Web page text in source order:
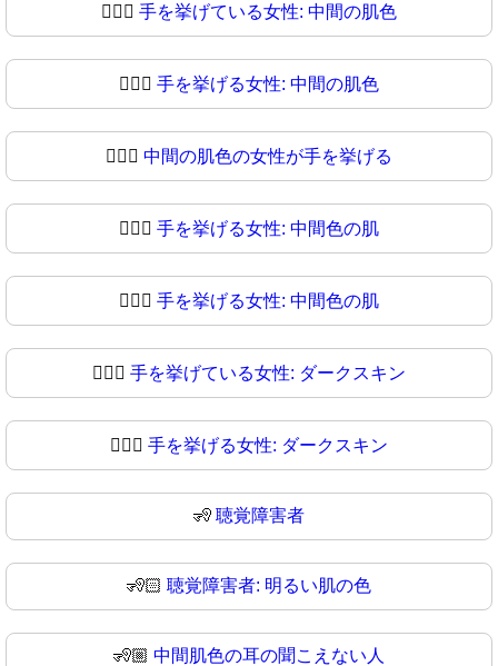
🙋🏼‍♀ 手を挙げている女性: 中間の肌色
🙋🏽‍♀️ 手を挙げる女性: 中間の肌色
🙋🏽‍♀ 中間の肌色の女性が手を挙げる
🙋🏾‍♀️ 手を挙げる女性: 中間色の肌
🙋🏾‍♀ 手を挙げる女性: 中間色の肌
🙋🏿‍♀️ 手を挙げている女性: ダークスキン
🙋🏿‍♀ 手を挙げる女性: ダークスキン
🧏 聴覚障害者
🧏🏻 聴覚障害者: 明るい肌の色
🧏🏼 中間肌色の耳の聞こえない人